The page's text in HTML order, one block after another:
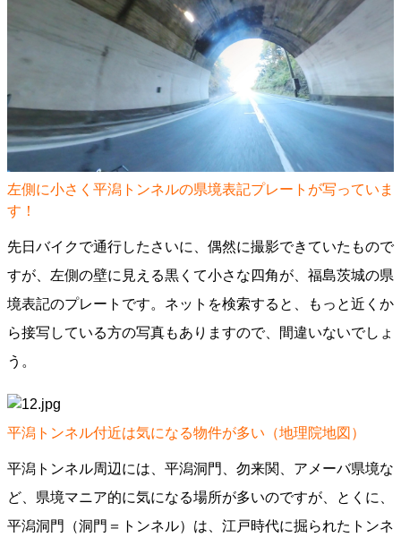
左側に小さく平潟トンネルの県境表記プレートが写っていま
す！
先日バイクで通行したさいに、偶然に撮影できていたもので
すが、左側の壁に見える黒くて小さな四角が、福島茨城の県
境表記のプレートです。ネットを検索すると、もっと近くか
ら接写している方の写真もありますので、間違いないでしょ
う。
平潟トンネル付近は気になる物件が多い（地理院地図）
平潟トンネル周辺には、平潟洞門、勿来関、アメーバ県境な
ど、県境マニア的に気になる場所が多いのですが、とくに、
平潟洞門（洞門＝トンネル）は、江戸時代に掘られたトンネ